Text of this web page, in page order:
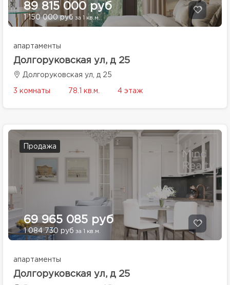
89 815 000 руб
1 150 000 руб за 1 кв.м.
апартаменты
Долгоруковская ул, д 25
Долгоруковская ул, д 25
3 комнаты 78.1 кв.м. 4 этаж
Продажа
69 965 085 руб
1 084 730 руб за 1 кв.м.
апартаменты
Долгоруковская ул, д 25